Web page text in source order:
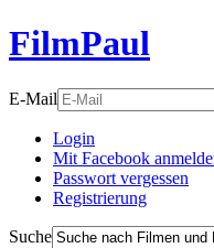
FilmPaul
E-Mail
Login
Mit Facebook
Passwort vergessen
Registrierung
Suche